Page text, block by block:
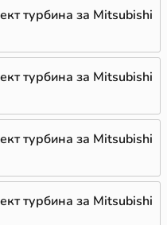
турбина за Mitsubishi
турбина за Mitsubishi
турбина за Mitsubishi
турбина за Mitsubishi